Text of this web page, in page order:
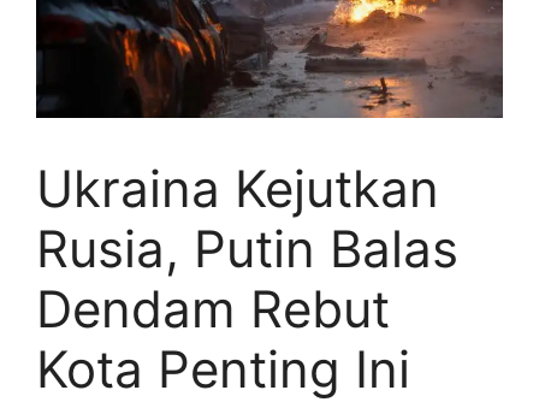
Ukraina Kejutkan
Rusia, Putin Balas
Dendam Rebut
Kota Penting Ini